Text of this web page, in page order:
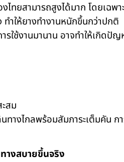
ยสามารถสูงได้มาก โดยเฉพา
ทำให้ยางทำงานหนักขึ้นกว่าปกติ
ใช้งานมานาน อาจทำให้เกิดปัญ
สม
ทางไกลพร้อมสัมภาระเต็มคัน
างสบายขึ้นจริง